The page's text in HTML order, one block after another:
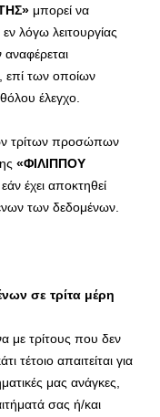
μπορεί να
λόγω λειτουργίας
επί των οποίων
έλεγχο.
τρίτων προσώπων
«ΦΙΛΙΠΠΟΥ
έχει αποκτηθεί
των δεδομένων.
σε τρίτα μέρη
με τρίτους που δεν
τέτοιο απαιτείται για
μας ανάγκες,
σας ή/και